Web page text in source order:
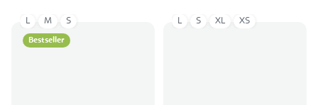
Bestseller
L M S L S XL XS